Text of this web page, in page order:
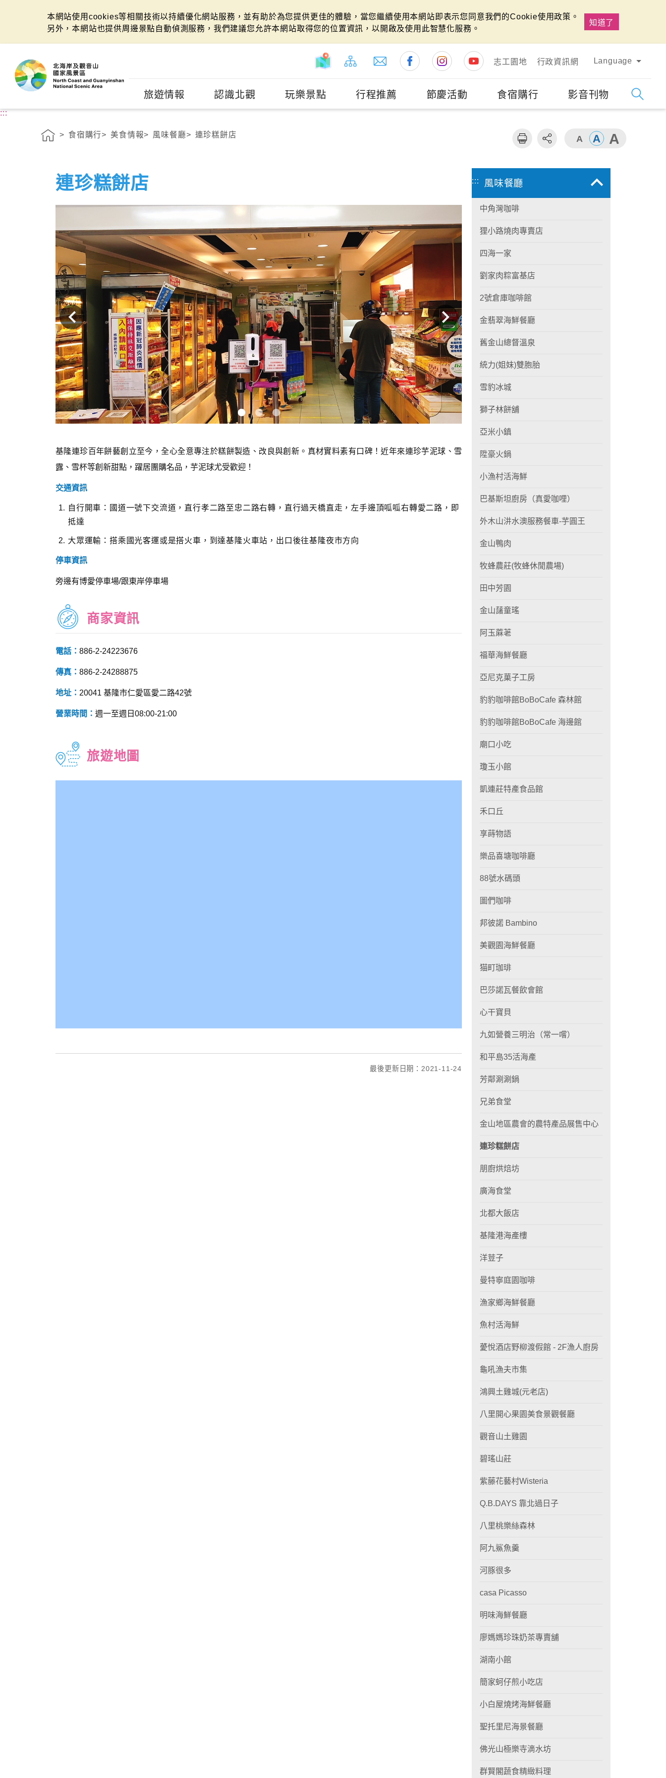
本網站使用cookies等相關技術以持續優化網站服務，並有助於為您提供更佳的體驗，當您繼續使用本網站即表示您同意我們的Cookie使用政策。
另外，本網站也提供周邊景點自動偵測服務，我們建議您允許本網站取得您的位置資訊，以開啟及使用此智慧化服務。
知道了
志工園地
行政資訊網 Language
旅遊情報 認識北觀 玩樂景點 行程推薦 節慶活動 食宿購行 影音刊物
:::
食宿購行 美食情報 風味餐廳 連珍糕餅店
連珍糕餅店
基隆連珍百年餅藝創立至今，全心全意專注於糕餅製造、改良與創新。真材實料素有口碑！近年來連珍芋泥球、雪
露、雪杯等創新甜點，躍居團購名品，芋泥球尤受歡迎！
交通資訊
自行開車：國道一號下交流道，直行孝二路至忠二路右轉，直行過天橋直走，左手邊頂呱呱右轉愛二路，即
抵達
大眾運輸：搭乘國光客運或是搭火車，到達基隆火車站，出口後往基隆夜市方向
停車資訊
旁邊有博愛停車場/跟東岸停車場
商家資訊
電話： 886-2-24223676
傳真： 886-2-24288875
地址： 20041 基隆市仁愛區愛二路42號
營業時間： 週一至週日08:00-21:00
旅遊地圖
最後更新日期：2021-11-24
::: 風味餐廳
中角灣咖啡
狸小路燒肉專賣店
四海一家
劉家肉粽富基店
2號倉庫咖啡館
金翡翠海鮮餐廳
舊金山總督溫泉
統力(姐妹)雙胞胎
雪豹冰城
獅子林餅舖
亞米小鎮
陞豪火鍋
小漁村活海鮮
巴基斯坦廚房（真愛咖哩）
外木山汫水澳服務餐車-芋圓王
金山鴨肉
牧蜂農莊(牧蜂休閒農場)
田中芳園
金山藷童瑤
阿玉蔴荖
福華海鮮餐廳
亞尼克菓子工房
豹豹咖啡館BoBoCafe 森林館
豹豹咖啡館BoBoCafe 海邊館
廟口小吃
瓊玉小館
凱連莊特產食品館
禾口丘
享蒔物語
樂品喜塘咖啡廳
88號水碼頭
圖們咖啡
邦彼諾 Bambino
美觀園海鮮餐廳
猫町珈琲
巴莎諾瓦餐飲會館
心干寶貝
九如營養三明治（常一嚐）
和平島35活海產
芳鄰涮涮鍋
兄弟食堂
金山地區農會的農特產品展售中心
連珍糕餅店
朋廚烘焙坊
廣海食堂
北都大飯店
基隆港海產樓
洋荳子
曼特寧庭園咖啡
漁家鄉海鮮餐廳
魚村活海鮮
薆悅酒店野柳渡假館 - 2F漁人廚房
龜吼漁夫市集
鴻興土雞城(元老店)
八里開心果園美食景觀餐廳
觀音山土雞園
碧瑤山莊
紫藤花藝村Wisteria
Q.B.DAYS 靠北過日子
八里桃樂絲森林
阿九鯊魚羹
河豚很多
casa Picasso
明味海鮮餐廳
廖媽媽珍珠奶茶專賣舖
湖南小館
簡家蚵仔煎小吃店
小白屋燒烤海鮮餐廳
聖托里尼海景餐廳
佛光山極樂寺滴水坊
群賢閣蔬食精緻料理